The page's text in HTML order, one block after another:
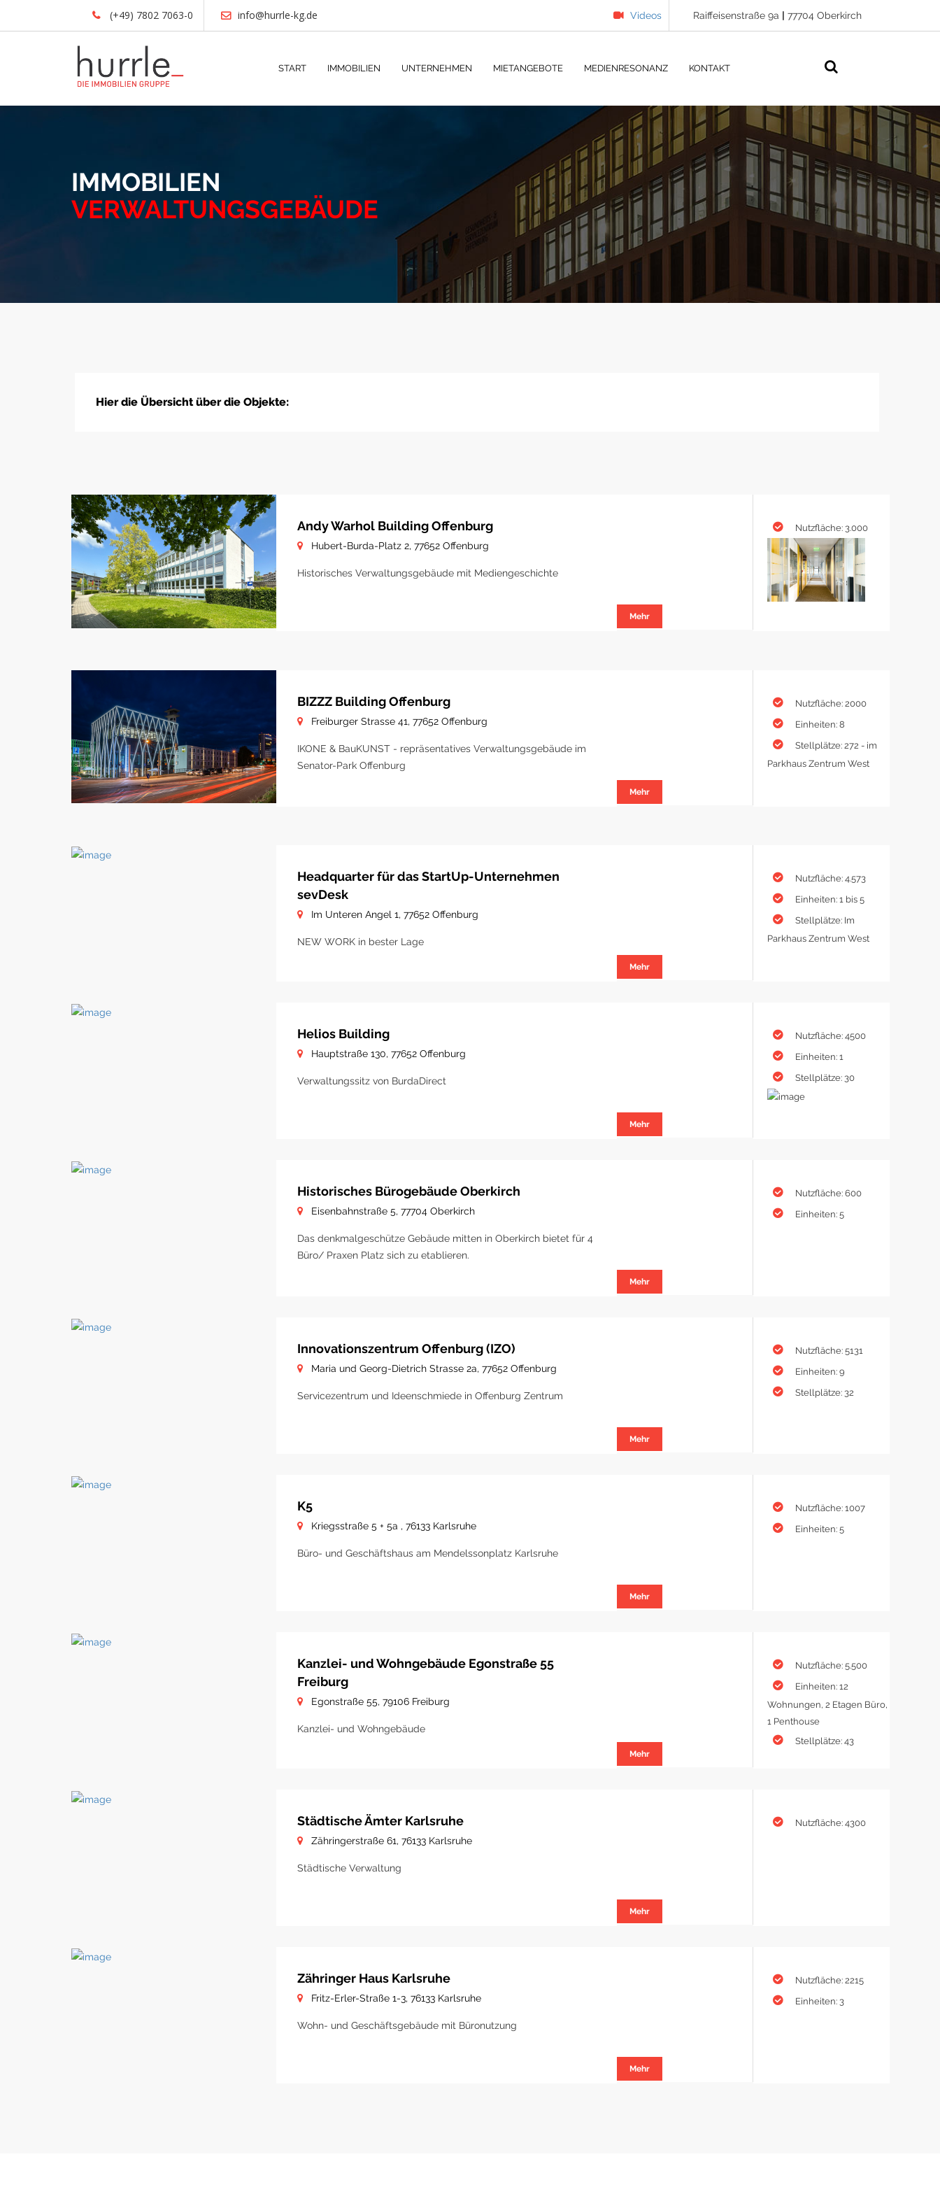
(+49) 7802 7063-0 info@hurrle-kg.de Videos Raiffeisenstraße 9a | 77704 Oberkirch
START IMMOBILIEN UNTERNEHMEN MIETANGEBOTE MEDIENRESONANZ KONTAKT
IMMOBILIEN
VERWALTUNGSGEBÄUDE
Hier die Übersicht über die Objekte:
Andy Warhol Building Offenburg
Hubert-Burda-Platz 2, 77652 Offenburg
Historisches Verwaltungsgebäude mit Mediengeschichte
Mehr
Nutzfläche: 3.000
BIZZZ Building Offenburg
Freiburger Strasse 41, 77652 Offenburg
IKONE & BauKUNST - repräsentatives Verwaltungsgebäude im
Senator-Park Offenburg
Mehr
Nutzfläche: 2000
Einheiten: 8
Stellplätze: 272 - im
Parkhaus Zentrum West
Headquarter für das StartUp-Unternehmen
sevDesk
Im Unteren Angel 1, 77652 Offenburg
NEW WORK in bester Lage
Mehr
Nutzfläche: 4.573
Einheiten: 1 bis 5
Stellplätze: Im
Parkhaus Zentrum West
Helios Building
Hauptstraße 130, 77652 Offenburg
Verwaltungssitz von BurdaDirect
Mehr
Nutzfläche: 4500
Einheiten: 1
Stellplätze: 30
Historisches Bürogebäude Oberkirch
Eisenbahnstraße 5, 77704 Oberkirch
Das denkmalgeschütze Gebäude mitten in Oberkirch bietet für 4
Büro/ Praxen Platz sich zu etablieren.
Mehr
Nutzfläche: 600
Einheiten: 5
Innovationszentrum Offenburg (IZO)
Maria und Georg-Dietrich Strasse 2a, 77652 Offenburg
Servicezentrum und Ideenschmiede in Offenburg Zentrum
Mehr
Nutzfläche: 5131
Einheiten: 9
Stellplätze: 32
K5
Kriegsstraße 5 + 5a , 76133 Karlsruhe
Büro- und Geschäftshaus am Mendelssonplatz Karlsruhe
Mehr
Nutzfläche: 1007
Einheiten: 5
Kanzlei- und Wohngebäude Egonstraße 55
Freiburg
Egonstraße 55, 79106 Freiburg
Kanzlei- und Wohngebäude
Mehr
Nutzfläche: 5.500
Einheiten: 12
Wohnungen, 2 Etagen Büro,
1 Penthouse
Stellplätze: 43
Städtische Ämter Karlsruhe
Zähringerstraße 61, 76133 Karlsruhe
Städtische Verwaltung
Mehr
Nutzfläche: 4300
Zähringer Haus Karlsruhe
Fritz-Erler-Straße 1-3, 76133 Karlsruhe
Wohn- und Geschäftsgebäude mit Büronutzung
Mehr
Nutzfläche: 2215
Einheiten: 3